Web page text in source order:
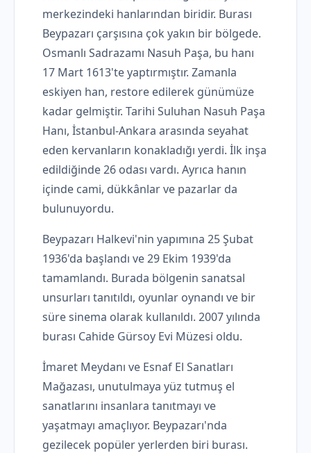
merkezindeki hanlarından biridir. Burası
Beypazarı çarşısına çok yakın bir bölgede.
Osmanlı Sadrazamı Nasuh Paşa, bu hanı
17 Mart 1613'te yaptırmıştır. Zamanla
eskiyen han, restore edilerek günümüze
kadar gelmiştir. Tarihi Suluhan Nasuh Paşa
Hanı, İstanbul-Ankara arasında seyahat
eden kervanların konakladığı yerdi. İlk inşa
edildiğinde 26 odası vardı. Ayrıca hanın
içinde cami, dükkânlar ve pazarlar da
bulunuyordu.
Beypazarı Halkevi'nin yapımına 25 Şubat
1936'da başlandı ve 29 Ekim 1939'da
tamamlandı. Burada bölgenin sanatsal
unsurları tanıtıldı, oyunlar oynandı ve bir
süre sinema olarak kullanıldı. 2007 yılında
burası Cahide Gürsoy Evi Müzesi oldu.
İmaret Meydanı ve Esnaf El Sanatları
Mağazası, unutulmaya yüz tutmuş el
sanatlarını insanlara tanıtmayı ve
yaşatmayı amaçlıyor. Beypazarı'nda
gezilecek popüler yerlerden biri burası.